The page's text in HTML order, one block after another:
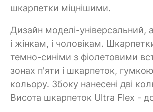
шкарпетки міцнішими.
Дизайн моделі-універсальний,
і жінкам, і чоловікам.
темно-синіми з фіолетовими
зонах п'яти і шкарпеток,
кольору. Збоку нанесені дві
Висота шкарпеток Ultra Flex -